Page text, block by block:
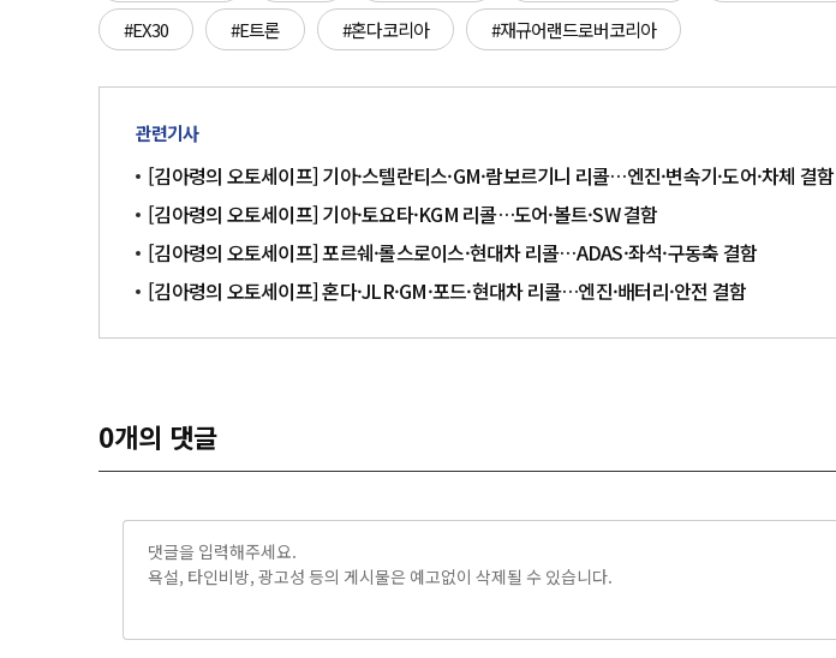
#EX30
#E트론 #혼다코리아 #재규어랜드로버코리아
관련기사
[김아령의 오토세이프] 기아·스텔란티스·GM·람보르기니 리콜…엔진·변속기·도어·차체 결함
[김아령의 오토세이프] 기아·토요타·KGM 리콜…도어·볼트·SW 결함
[김아령의 오토세이프] 포르쉐·롤스로이스·현대차 리콜…ADAS·좌석·구동축 결함
[김아령의 오토세이프] 혼다·JLR·GM·포드·현대차 리콜…엔진·배터리·안전 결함
0개의 댓글